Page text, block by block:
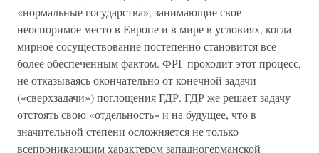
«нормальные государства», занимающие свое
неоспоримое место в Европе и в мире в условиях, когда
мирное сосуществование постепенно становится все
более обеспеченным фактом. ФРГ проходит этот процесс,
не отказываясь окончательно от конечной задачи
(«сверхзадачи») поглощения ГДР. ГДР же решает задачу
отстоять свою «отдельность» и на будущее, что в
значительной степени осложняется не только
всепроникающим характером западногерманской